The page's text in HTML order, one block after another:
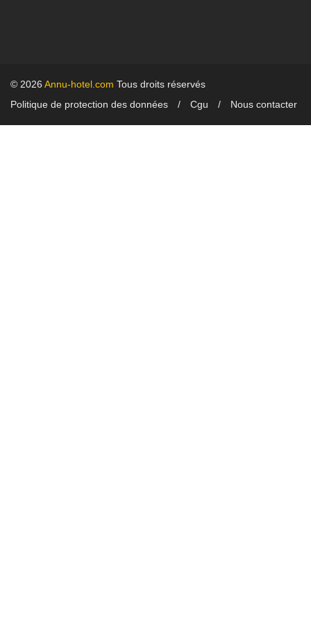
© 2026 Annu-hotel.com Tous droits réservés
Politique de protection des données
Cgu Nous contacter